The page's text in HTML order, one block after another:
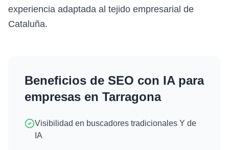
experiencia adaptada al tejido empresarial de
Cataluña.
Beneficios de SEO con IApara
empresas en Tarragona
Visibilidad en buscadores tradicionales Y de
IA